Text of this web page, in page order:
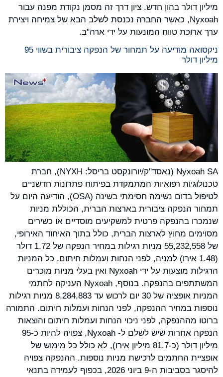
מיליון דולר בהון חדש. ציון דרך זה מסמן נקודת מפנה עבור
Nyxoah, כאשר החברה נכנסת לשלב הבא של צמיחה ויצירת
ערך ארוכת טווח המונעות על ידי ארה"ב.
ניקסואה מודיעה על תמחור של הנפקה ציבורית בשווי 95
מיליון דולר
Nyxoah SA (נאסד"ק/יורונקסט בריסל: NYXH), חברת
טכנולוגיות רפואיות המתמקדת בפיתוח פתרונות חדשניים
לטיפול בדום נשימה חסימתי בשינה (OSA), הודיעה היום על
תמחור הנפקה ציבורית בארצות הברית, הכוללת מניות
שנמכרו בהנפקה פרטית למשקיעים מוסדיים או כשירים
מסוימים מחוץ לארצות הברית, כולל בתוך האיחוד האירופי,
של 55,232,558 מניות רגילות במחיר הנפקה של 1.72 דולר
(1.48 אירו) למניה, לפני הנחות ועמלות חיתום. כל המניות
הרגילות מוצעות על ידי Nyxoah ואין בעלי מניות מוכרים
המשתתפים בהנפקה. בנוסף, Nyxoah העניקה לחתמי
המניות אופציה של 30 יום לרכוש עד 8,284,883 מניות רגילות
נוספות במחיר ההנפקה, לפני הנחות ועמלות חיתום. התמורה
ברוטו מההנפקה, לפני ניכוי הנחות ועמלות חיתום והוצאות
הנפקה אחרות שיש לשלם ל- Nyxoah, צפויה להיות כ-95
מיליון דולר (כ-81.7 מיליון אירו), לא כולל כל מימוש של
אופציית החתמים לרכישת מניות נוספות. ההנפקה צפויה
להיסגר בסביבות ה-9 ביוני 2026, בכפוף לעמידה בתנאי